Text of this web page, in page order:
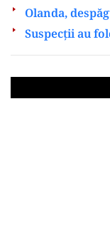
Olanda,
Suspecții au